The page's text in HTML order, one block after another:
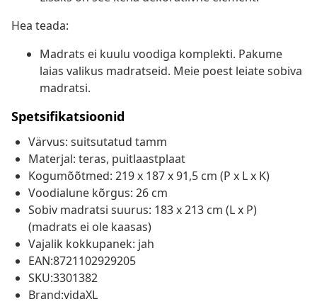
Hea teada:
Madrats ei kuulu voodiga komplekti. Pakume
laias valikus madratseid. Meie poest leiate sobiva
madratsi.
Spetsifikatsioonid
Värvus: suitsutatud tamm
Materjal: teras, puitlaastplaat
Kogumõõtmed: 219 x 187 x 91,5 cm (P x L x K)
Voodialune kõrgus: 26 cm
Sobiv madratsi suurus: 183 x 213 cm (L x P)
(madrats ei ole kaasas)
Vajalik kokkupanek: jah
EAN:8721102929205
SKU:3301382
Brand:vidaXL